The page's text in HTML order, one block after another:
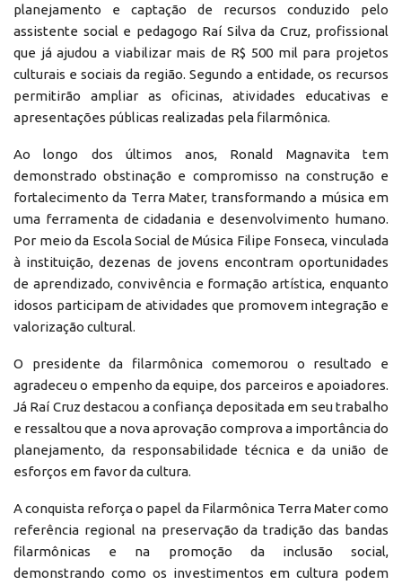
planejamento e captação de recursos conduzido pelo
assistente social e pedagogo Raí Silva da Cruz, profissional
que já ajudou a viabilizar mais de R$ 500 mil para projetos
culturais e sociais da região. Segundo a entidade, os recursos
permitirão ampliar as oficinas, atividades educativas e
apresentações públicas realizadas pela filarmônica.
Ao longo dos últimos anos, Ronald Magnavita tem
demonstrado obstinação e compromisso na construção e
fortalecimento da Terra Mater, transformando a música em
uma ferramenta de cidadania e desenvolvimento humano.
Por meio da Escola Social de Música Filipe Fonseca, vinculada
à instituição, dezenas de jovens encontram oportunidades
de aprendizado, convivência e formação artística, enquanto
idosos participam de atividades que promovem integração e
valorização cultural.
O presidente da filarmônica comemorou o resultado e
agradeceu o empenho da equipe, dos parceiros e apoiadores.
Já Raí Cruz destacou a confiança depositada em seu trabalho
e ressaltou que a nova aprovação comprova a importância do
planejamento, da responsabilidade técnica e da união de
esforços em favor da cultura.
A conquista reforça o papel da Filarmônica Terra Mater como
referência regional na preservação da tradição das bandas
filarmônicas e na promoção da inclusão social,
demonstrando como os investimentos em cultura podem